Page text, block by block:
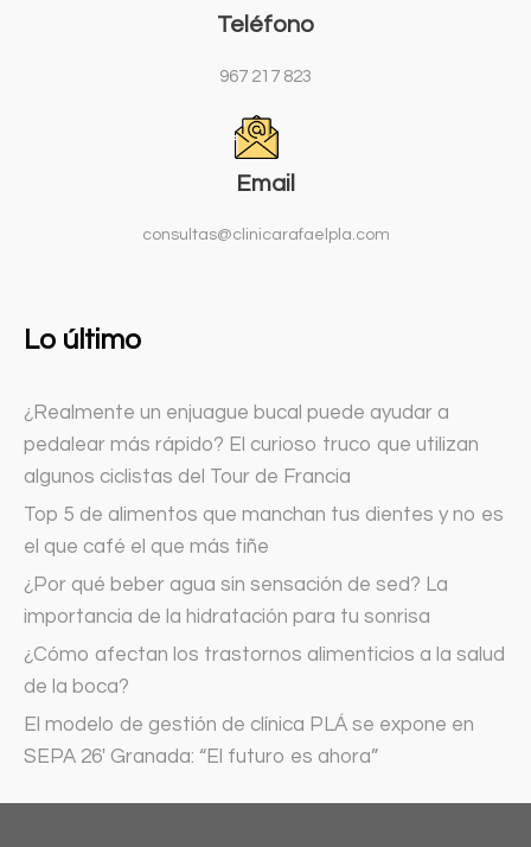
Teléfono
967 217 823
Email
consultas@clinicarafaelpla.com
Lo último
¿Realmente un enjuague bucal puede ayudar a
pedalear más rápido? El curioso truco que utilizan
algunos ciclistas del Tour de Francia
Top 5 de alimentos que manchan tus dientes y no es
el que café el que más tiñe
¿Por qué beber agua sin sensación de sed? La
importancia de la hidratación para tu sonrisa
¿Cómo afectan los trastornos alimenticios a la salud
de la boca?
El modelo de gestión de clínica PLÁ se expone en
SEPA 26′ Granada: “El futuro es ahora”